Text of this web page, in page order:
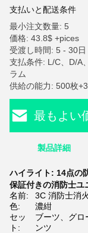
支払いと配送条件
最小注文数量: 5
価格: 43.8$ +pices
受渡し時間: 5 - 30日
支払条件: L/C、D/A
ラム
供給の能力: 500枚
最もよい
製品詳細
ハイライト: 14点の
保証付きの消防士ユ
名前:
3C 消防士消
色:
濃紺
セッ
ト:
ブーツ、グ
ンツ